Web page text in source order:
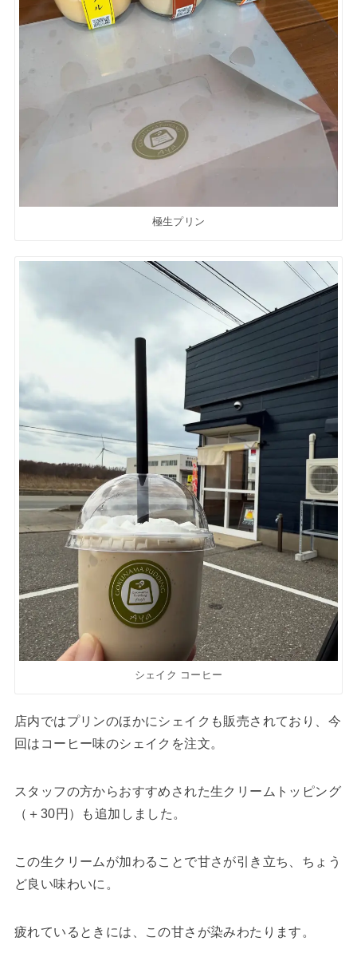
極生プリン
シェイク コーヒー
店内ではプリンのほかにシェイクも販売されており、今
回はコーヒー味のシェイクを注文。
スタッフの方からおすすめされた生クリームトッピング
（＋30円）も追加しました。
この生クリームが加わることで甘さが引き立ち、ちょう
ど良い味わいに。
疲れているときには、この甘さが染みわたります。